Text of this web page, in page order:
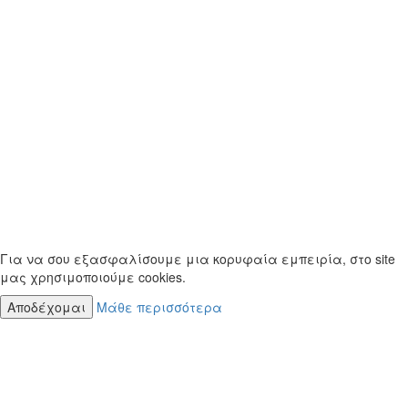
Για να σου εξασφαλίσουμε μια κορυφαία εμπειρία, στο site
μας χρησιμοποιούμε cookies.
Αποδέχομαι
Μάθε περισσότερα